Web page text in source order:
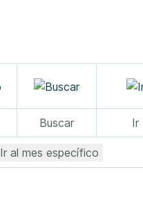
Buscar Ir
Ir al mes específico